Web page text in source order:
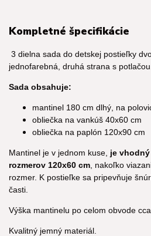
Kompletné špecifikácie
3 dielna sada do detskej postieľky
jednofarebná, druhá strana s potlačou.
Sada obsahuje:
mantinel 180 cm dlhý, na
obliečka na vankúš 40x60 cm
obliečka na paplón 120x90 cm
Mantinel je v jednom kuse, je
rozmerov 120x60 cm , nakoľko
rozmer. K postieľke sa pripevňuje
časti.
Výška mantinelu po celom obvode cca
Kvalitný jemný materiál.